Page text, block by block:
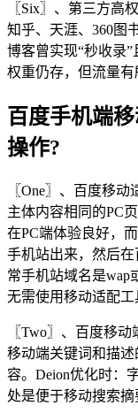
〖Six〗、第三方高
知乎、天涯、360图
博客曾实现“秒收录
权重仍存，但流量有
百度手机端
操作?
〖One〗、百度移
主体内容相同的PC
在PC端体验良好，
手机站出来，然后
常手机站域名是wap
无需使用移动适配工
〖Two〗、百度移
移动端关键词和描
容。Deion优化时：
处是便于移动搜索摘